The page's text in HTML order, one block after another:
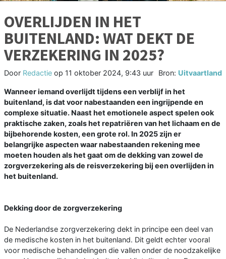
OVERLIJDEN IN HET
BUITENLAND: WAT DEKT DE
VERZEKERING IN 2025?
Door Redactie op 11 oktober 2024, 9:43 uur Bron: Uitvaartland
Wanneer iemand overlijdt tijdens een verblijf in het
buitenland, is dat voor nabestaanden een ingrijpende en
complexe situatie. Naast het emotionele aspect spelen ook
praktische zaken, zoals het repatriëren van het lichaam en de
bijbehorende kosten, een grote rol. In 2025 zijn er
belangrijke aspecten waar nabestaanden rekening mee
moeten houden als het gaat om de dekking van zowel de
zorgverzekering als de reisverzekering bij een overlijden in
het buitenland.
Dekking door de zorgverzekering
De Nederlandse zorgverzekering dekt in principe een deel van
de medische kosten in het buitenland. Dit geldt echter vooral
voor medische behandelingen die vallen onder de noodzakelijke